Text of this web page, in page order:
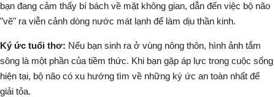
bạn đang cảm thấy bí bách về mặt không gian, dẫn đến việc bộ não
"vẽ" ra viễn cảnh dòng nước mát lạnh để làm dịu thần kinh.
Ký ức tuổi thơ: Nếu bạn sinh ra ở vùng nông thôn, hình ảnh tắm
sông là một phần của tiềm thức. Khi bạn gặp áp lực trong cuộc sống
hiện tại, bộ não có xu hướng tìm về những ký ức an toàn nhất để
giải tỏa.